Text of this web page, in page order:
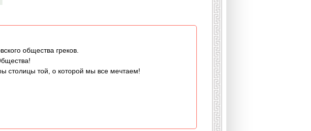
общества греков.
столицы той, о которой мы все мечтаем!